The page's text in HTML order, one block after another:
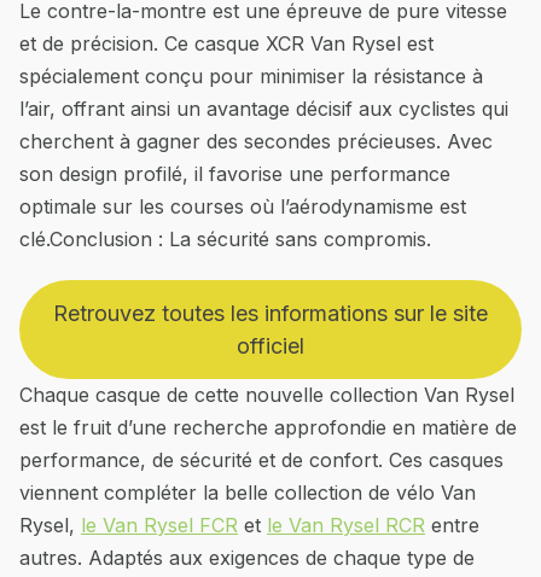
Le contre-la-montre est une épreuve de pure vitesse
et de précision. Ce casque XCR Van Rysel est
spécialement conçu pour minimiser la résistance à
l’air, offrant ainsi un avantage décisif aux cyclistes qui
cherchent à gagner des secondes précieuses. Avec
son design profilé, il favorise une performance
optimale sur les courses où l’aérodynamisme est
clé.Conclusion : La sécurité sans compromis.
Retrouvez toutes les informations sur le site
officiel
Chaque casque de cette nouvelle collection Van Rysel
est le fruit d’une recherche approfondie en matière de
performance, de sécurité et de confort. Ces casques
viennent compléter la belle collection de vélo Van
Rysel, le Van Rysel FCR et le Van Rysel RCR entre
autres. Adaptés aux exigences de chaque type de